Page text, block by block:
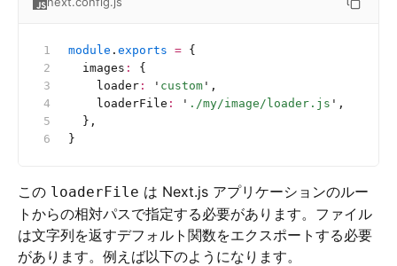
module . exports = {
  images
:
{
    loader
: ' custom ' ,
    loaderFile
: ' ./my/image/loader.js ' ,
  },
}
この loaderFile は Next.js アプリケーションのルー
トからの相対パスで指定する必要があります。ファイル
は文字列を返すデフォルト関数をエクスポートする必要
があります。例えば以下のようになります。